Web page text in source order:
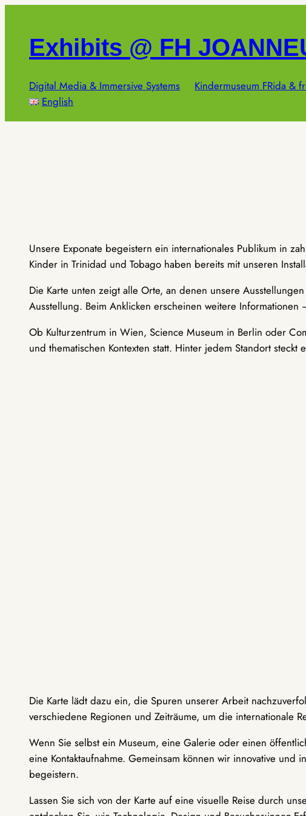
springenExhibits @ FH
Digital Media & Immersive Systems Kindermuseum FRida &
English
Unsere Exponate begeistern ein internationales Publikum in
Kinder in Trinidad und Tobago haben bereits mit unseren
Die Karte unten zeigt alle Orte, an denen unsere
Ausstellung. Beim Anklicken erscheinen weitere
Ob Kulturzentrum in Wien, Science Museum in Berlin oder
und thematischen Kontexten statt. Hinter jedem Standort
Die Karte lädt dazu ein, die Spuren unserer Arbeit
verschiedene Regionen und Zeiträume, um die internationale
Wenn Sie selbst ein Museum, eine Galerie oder einen
eine Kontaktaufnahme. Gemeinsam können wir innovative
begeistern.
Lassen Sie sich von der Karte auf eine visuelle Reise durch